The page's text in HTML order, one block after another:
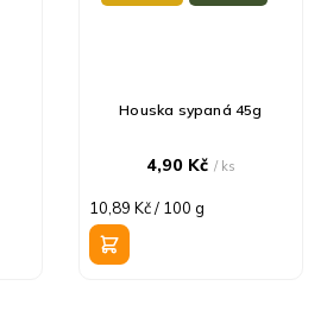
Houska sypaná 45g
4,90 Kč / ks
Měrná
cena:
10,89 Kč / 100 g